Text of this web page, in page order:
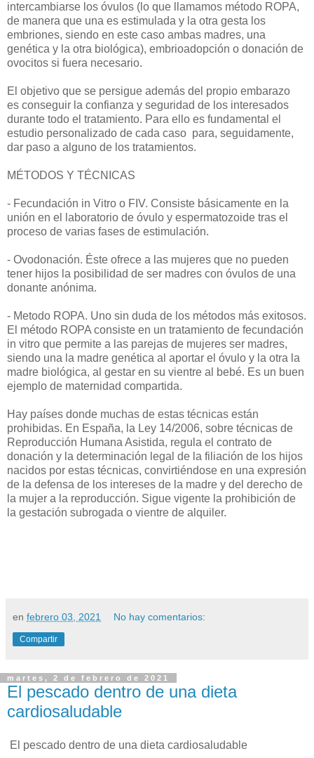
intercambiarse los óvulos (lo que llamamos método ROPA,
de manera que una es estimulada y la otra gesta los
embriones, siendo en este caso ambas madres, una
genética y la otra biológica), embrioadopción o donación de
ovocitos si fuera necesario.
El objetivo que se persigue además del propio embarazo
es conseguir la confianza y seguridad de los interesados
durante todo el tratamiento. Para ello es fundamental el
estudio personalizado de cada caso para, seguidamente,
dar paso a alguno de los tratamientos.
MÉTODOS Y TÉCNICAS
- Fecundación in Vitro o FIV. Consiste básicamente en la
unión en el laboratorio de óvulo y espermatozoide tras el
proceso de varias fases de estimulación.
- Ovodonación. Éste ofrece a las mujeres que no pueden
tener hijos la posibilidad de ser madres con óvulos de una
donante anónima.
- Metodo ROPA. Uno sin duda de los métodos más exitosos.
El método ROPA consiste en un tratamiento de fecundación
in vitro que permite a las parejas de mujeres ser madres,
siendo una la madre genética al aportar el óvulo y la otra la
madre biológica, al gestar en su vientre al bebé. Es un buen
ejemplo de maternidad compartida.
Hay países donde muchas de estas técnicas están
prohibidas. En España, la Ley 14/2006, sobre técnicas de
Reproducción Humana Asistida, regula el contrato de
donación y la determinación legal de la filiación de los hijos
nacidos por estas técnicas, convirtiéndose en una expresión
de la defensa de los intereses de la madre y del derecho de
la mujer a la reproducción. Sigue vigente la prohibición de
la gestación subrogada o vientre de alquiler.
en febrero 03, 2021 No hay comentarios:
Compartir
martes, 2 de febrero de 2021
El pescado dentro de una dieta
cardiosaludable
El pescado dentro de una dieta cardiosaludable